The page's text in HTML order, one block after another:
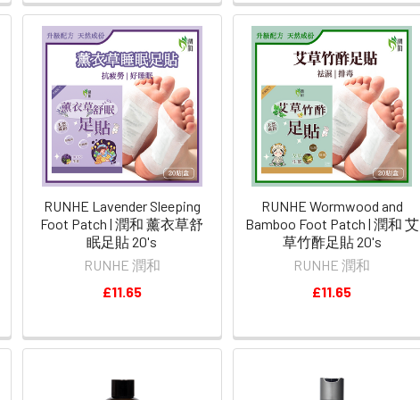
RUNHE Lavender Sleeping
Foot Patch | 潤和 薰衣草舒
眠足貼 20's
RUNHE 潤和
£11.65
RUNHE Wormwood and
Bamboo Foot Patch | 潤和 艾
草竹酢足貼 20's
RUNHE 潤和
£11.65